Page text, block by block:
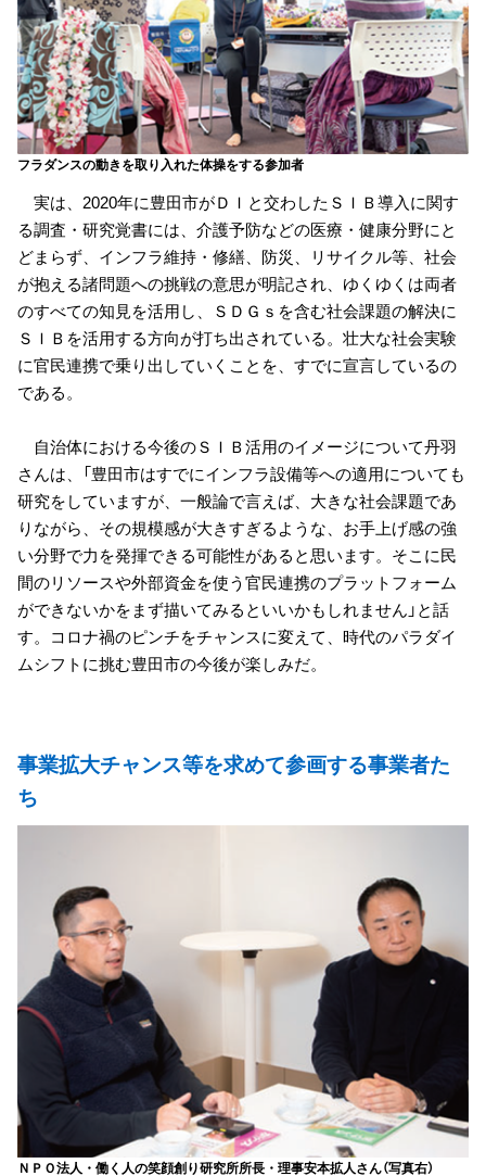
フラダンスの動きを取り入れた体操をする参加者
実は、2020年に豊田市がＤＩと交わしたＳＩＢ導入に関す
る調査・研究覚書には、介護予防などの医療・健康分野にと
どまらず、インフラ維持・修繕、防災、リサイクル等、社会
が抱える諸問題への挑戦の意思が明記され、ゆくゆくは両者
のすべての知見を活用し、ＳＤＧｓを含む社会課題の解決に
ＳＩＢを活用する方向が打ち出されている。壮大な社会実験
に官民連携で乗り出していくことを、すでに宣言しているの
である。
自治体における今後のＳＩＢ活用のイメージについて丹羽
さんは、「豊田市はすでにインフラ設備等への適用についても
研究をしていますが、一般論で言えば、大きな社会課題であ
りながら、その規模感が大きすぎるような、お手上げ感の強
い分野で力を発揮できる可能性があると思います。そこに民
間のリソースや外部資金を使う官民連携のプラットフォーム
ができないかをまず描いてみるといいかもしれません」と話
す。コロナ禍のピンチをチャンスに変えて、時代のパラダイ
ムシフトに挑む豊田市の今後が楽しみだ。
事業拡大チャンス等を求めて参画する事業者た
ち
ＮＰＯ法人・働く人の笑顔創り研究所所長・理事安本拡人さん（写真右）